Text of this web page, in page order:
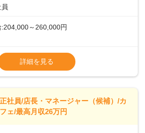
業務に馴染める環境です。「カフェの接
客業務になれたら、売上・シフト・在庫
つをしっかり伝えていきますので、無理の
いきましょう！さらにマネージャーへの
:204,000～260,000円
・東日本エリア：月給21万4000～27万
・スキルを考慮の上、決定します。
、残業代および各種手当あり
期間なし
職： ・西日本／月給26万7500円
詳細を見る
正社員/店長・マネージャー（候補）/カ
フェ/最高月収26万円